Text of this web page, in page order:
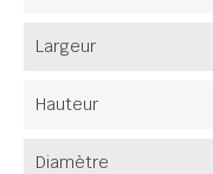
Largeur
Hauteur
Diamètre